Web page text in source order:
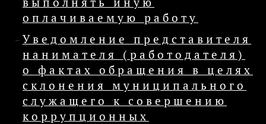
оплачиваемую работу
Уведомление представителя
нанимателя (работодателя)
о фактах обращения в целях
склонения муниципального
служащего к совершению
коррупционных